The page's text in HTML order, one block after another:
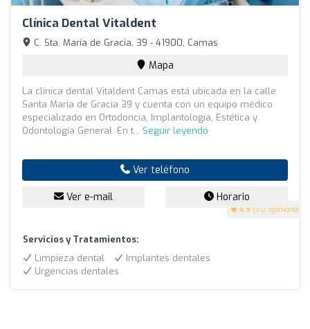
Clínica Dental Vitaldent
4.9 (312 opiniones)
C. Sta. María de Gracia, 39 - 41900, Camas
Mapa
La clínica dental Vitaldent Camas está ubicada en la calle
Santa Maria de Gracia 39 y cuenta con un equipo médico
especializado en Ortodoncia, Implantología, Estética y
Odontología General. En t... Seguir leyendo
Ver teléfono
Ver e-mail Horario
Servicios y Tratamientos:
Limpieza dental
Implantes dentales
Urgencias dentales